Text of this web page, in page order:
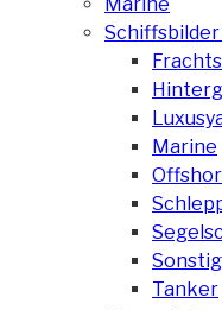
Marine
Tanker